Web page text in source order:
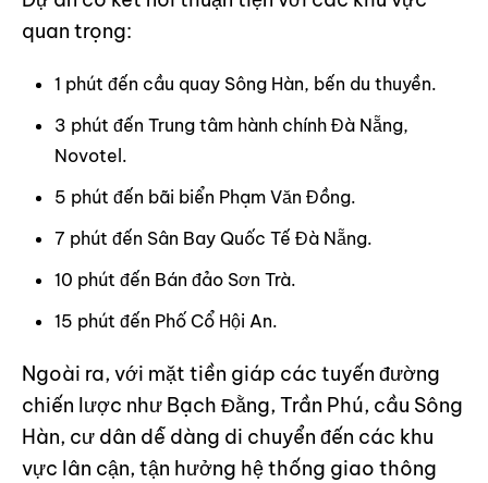
quan trọng:
1 phút đến cầu quay Sông Hàn, bến du thuyền.
3 phút đến Trung tâm hành chính Đà Nẵng,
Novotel.
5 phút đến bãi biển Phạm Văn Đồng.
7 phút đến Sân Bay Quốc Tế Đà Nẵng.
10 phút đến Bán đảo Sơn Trà.
15 phút đến Phố Cổ Hội An.
Ngoài ra, với mặt tiền giáp các tuyến đường
chiến lược như Bạch Đằng, Trần Phú, cầu Sông
Hàn, cư dân dễ dàng di chuyển đến các khu
vực lân cận, tận hưởng hệ thống giao thông